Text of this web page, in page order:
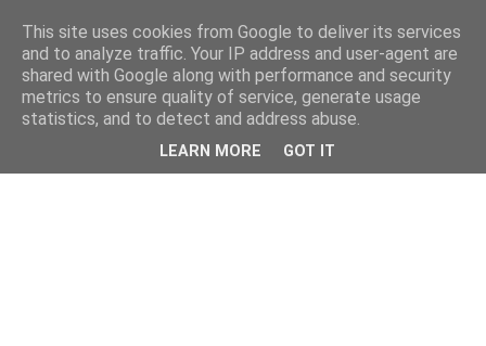
This site uses cookies from Google to deliver its services
and to analyze traffic. Your IP address and user-agent are
shared with Google along with performance and security
metrics to ensure quality of service, generate usage
statistics, and to detect and address abuse.
LEARN MORE GOT IT